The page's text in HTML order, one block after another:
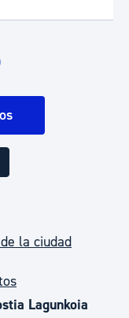
la ciudad
Lagunkoia